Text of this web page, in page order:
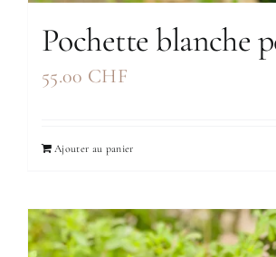
Pochette blanche
55.00 CHF
Ajouter au panier